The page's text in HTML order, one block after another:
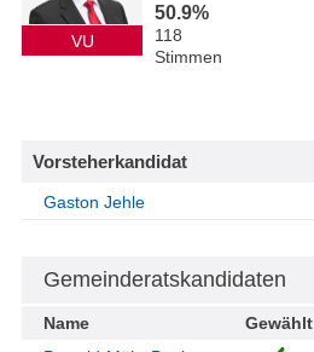
VU
50.9%
118
Stimmen
Vorsteherkandidat
Gaston Jehle
Gemeinderatskandidaten
Name Gewählt